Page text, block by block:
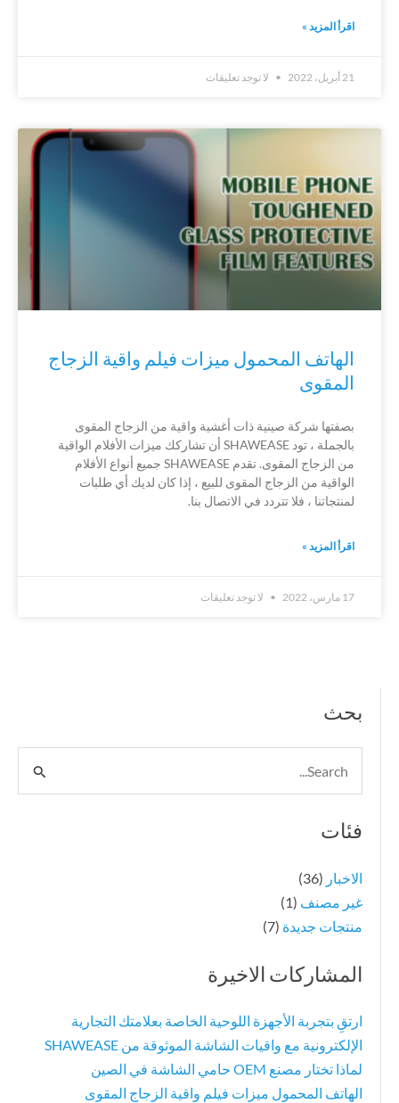
بحث
البحث
عن:
فئات
الاخبار (36)
غير مصنف (1)
منتجات جديدة (7)
المشاركات الاخيرة
ارتقِ بتجربة الأجهزة اللوحية الخاصة بعلامتك التجارية
الإلكترونية مع واقيات الشاشة الموثوقة من SHAWEASE
لماذا تختار مصنع OEM حامي الشاشة في الصين
الهاتف المحمول ميزات فيلم واقية الزجاج المقوى
اقرأ المزيد »
21 أبريل، 2022 لا توجد تعليقات
الهاتف المحمول ميزات فيلم واقية الزجاج
المقوى
بصفتها شركة صينية ذات أغشية واقية من الزجاج المقوى
بالجملة ، تود SHAWEASE أن تشاركك ميزات الأفلام الواقية
من الزجاج المقوى. تقدم SHAWEASE جميع أنواع الأفلام
الواقية من الزجاج المقوى للبيع ، إذا كان لديك أي طلبات
لمنتجاتنا ، فلا تتردد في الاتصال بنا.
اقرأ المزيد »
17 مارس، 2022 لا توجد تعليقات